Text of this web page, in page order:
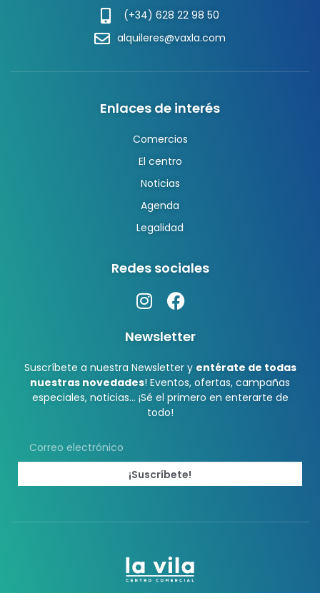
(+34) 628 22 98 50
alquileres@vaxla.com
Enlaces de interés
Comercios
El centro
Noticias
Agenda
Legalidad
Redes sociales
Newsletter
Suscríbete a nuestra Newsletter y entérate de todas
nuestras novedades! Eventos, ofertas, campañas
especiales, noticias… ¡Sé el primero en enterarte de
todo!
¡Suscríbete!